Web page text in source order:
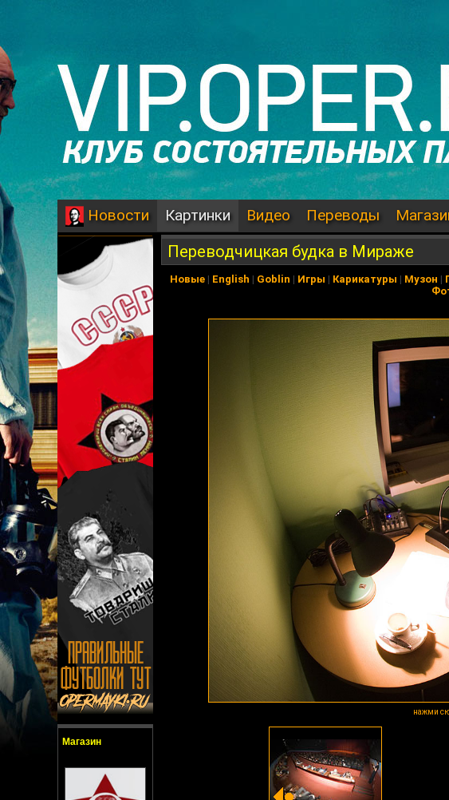
Новости Картинки Видео Переводы
Магазин
Переводчицкая будка в Мираже
Новые| English | Goblin | Игры | Карикатуры | Музон |
нажми